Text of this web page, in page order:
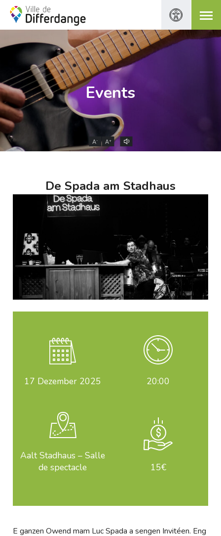
Events
A- A+
De Spada am Stadhaus
17 Dezember 2025 20:00
Aalt Stadhaus – Salle
de spectacle
15€
E ganzen Owend mam Luc Spada a sengen Invitéen. Eng